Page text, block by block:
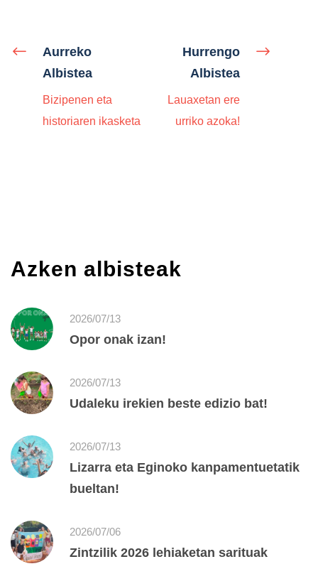
Aurreko
Albistea
Bizipenen eta
historiaren ikasketa
Hurrengo
Albistea
Lauaxetan ere
urriko azoka!
Azken albisteak
2026/07/13
Opor onak izan!
2026/07/13
Udaleku irekien beste edizio bat!
2026/07/13
Lizarra eta Eginoko kanpamentuetatik
bueltan!
2026/07/06
Zintzilik 2026 lehiaketan sarituak